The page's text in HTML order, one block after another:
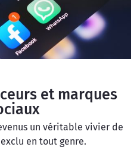
et marques
un véritable vivier de
en tout genre.